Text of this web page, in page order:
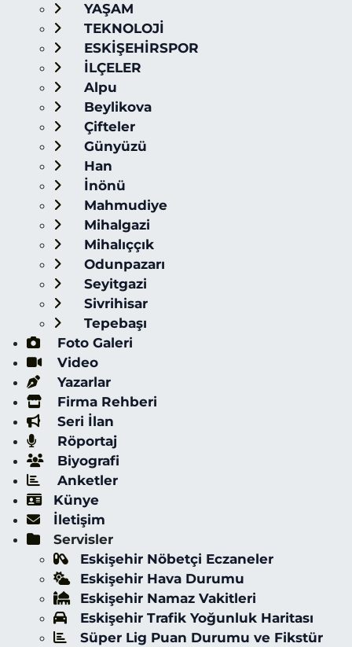
YAŞAM
TEKNOLOJİ
ESKİŞEHİRSPOR
İLÇELER
Alpu
Beylikova
Çifteler
Günyüzü
Han
İnönü
Mahmudiye
Mihalgazi
Mihalıççık
Odunpazarı
Seyitgazi
Sivrihisar
Tepebaşı
Foto Galeri
Video
Yazarlar
Firma Rehberi
Seri İlan
Röportaj
Biyografi
Anketler
Künye
İletişim
Servisler
Eskişehir Nöbetçi Eczaneler
Eskişehir Hava Durumu
Eskişehir Namaz Vakitleri
Eskişehir Trafik Yoğunluk Haritası
Süper Lig Puan Durumu ve Fikstür